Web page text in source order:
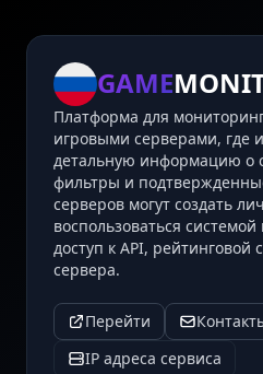
GAME
Платформа для
игровыми серверами, где
детальную информацию о
фильтры и
серверов могут создать
воспользоваться
доступ к API, рейтинговой
сервера.
Перейти
IP адреса сервиса